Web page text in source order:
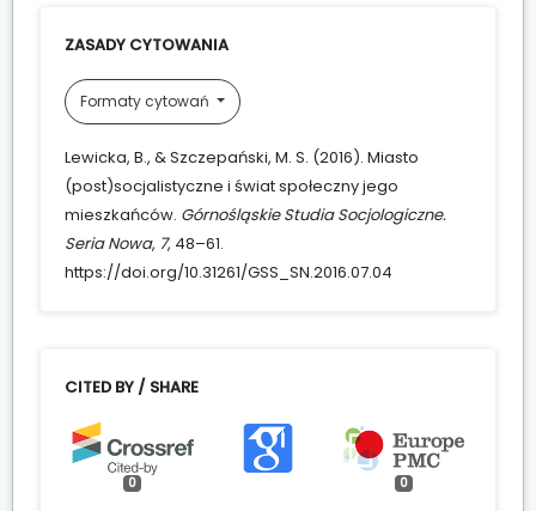
ZASADY CYTOWANIA
Formaty cytowań
Lewicka, B., & Szczepański, M. S. (2016). Miasto
(post)socjalistyczne i świat społeczny jego
mieszkańców. Górnośląskie Studia Socjologiczne.
Seria Nowa, 7, 48–61.
https://doi.org/10.31261/GSS_SN.2016.07.04
CITED BY / SHARE
0 0